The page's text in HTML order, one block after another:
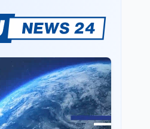
Mondo7 ago
Sparatoria a Bangkok:
studente 14enne uccide
5 insegnanti e i nonni
Editoriali7 ago
Camere in ferie,
riapertura il 9
settembre tra legge